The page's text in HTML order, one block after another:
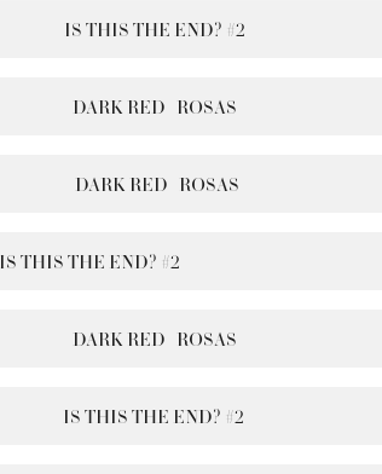
IS THIS THE END? #2
DARK RED   ROSAS
DARK RED   ROSAS
IS THIS THE END? #2
DARK RED   ROSAS
IS THIS THE END? #2